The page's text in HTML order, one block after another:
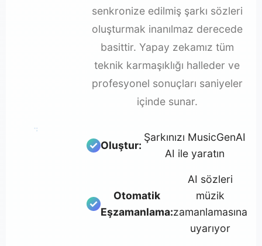
senkronize edilmiş şarkı sözleri
oluşturmak inanılmaz derecede
basittir. Yapay zekamız tüm
teknik karmaşıklığı halleder ve
profesyonel sonuçları saniyeler
içinde sunar.
Oluştur:
Şarkınızı MusicGenAI
AI ile yaratın
Otomatik
Eşzamanlama:
AI sözleri
müzik
zamanlamasına
uyarıyor